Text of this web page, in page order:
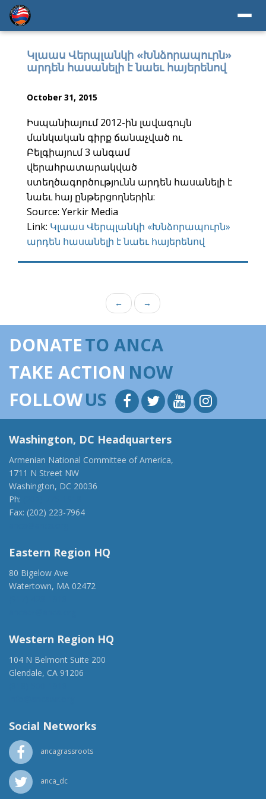
Կլաաս Վերպլանկի «Խնձորապուրն»
արդեն հասանելի է նաեւ հայերենով
October 31, 2015
Իսպանիայում 2012-ին լավագույն
մանկական գիրք ճանաչված ու
Բելգիայում 3 անգամ
վերահրատարակված
ստեղծագործությունն արդեն հասանելի է
նաեւ հայ ընթերցողներին:
Source: Yerkir Media
Link: Կլաաս Վերպլանկի «Խնձորապուրն»
արդեն հասանելի է նաեւ հայերենով
← →
DONATETO ANCA
TAKE ACTION NOW
FOLLOWUS
Washington, DC Headquarters
Armenian National Committee of America,
1711 N Street NW
Washington, DC 20036
Ph:
Fax: (202) 223-7964
Eastern Region HQ
80 Bigelow Ave
Watertown, MA 02472
Western Region HQ
104 N Belmont Suite 200
Glendale, CA 91206
Social Networks
ancagrassroots
anca_dc